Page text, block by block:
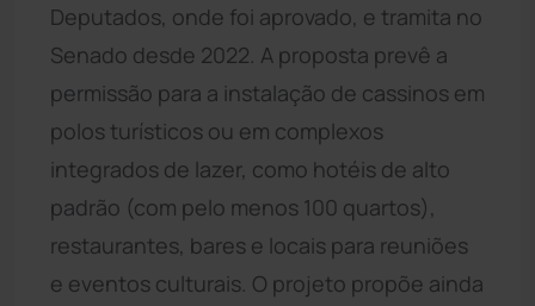
Deputados, onde foi aprovado, e tramita no
Senado desde 2022. A proposta prevê a
permissão para a instalação de cassinos em
polos turísticos ou em complexos
integrados de lazer, como hotéis de alto
padrão (com pelo menos 100 quartos),
restaurantes, bares e locais para reuniões
e eventos culturais. O projeto propõe ainda